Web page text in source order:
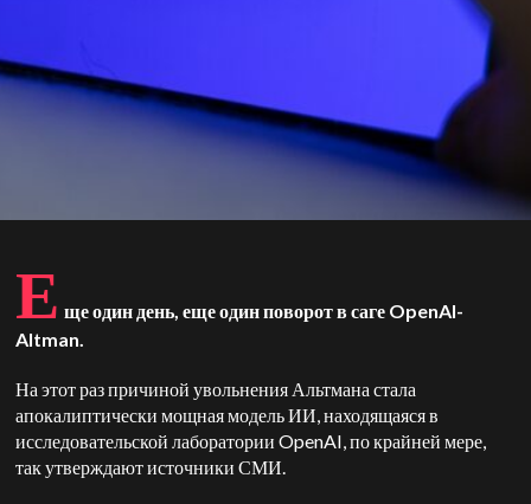
Е ще один день, еще один поворот в саге OpenAI-
Altman.
На этот раз причиной увольнения Альтмана стала
апокалиптически мощная модель ИИ, находящаяся в
исследовательской лаборатории OpenAI, по крайней мере,
так утверждают источники СМИ.